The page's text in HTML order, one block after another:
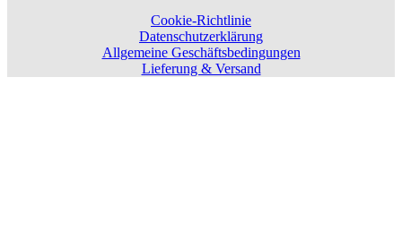
Cookie-Richtlinie
Datenschutzerklärung
Allgemeine Geschäftsbedingungen
Lieferung & Versand